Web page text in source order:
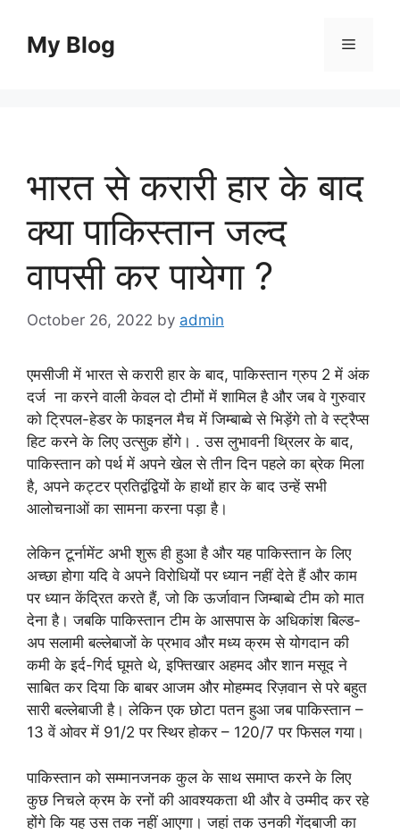
contentMy Blog Menu
भारत से करारी हार के बाद
क्या पाकिस्तान जल्द
वापसी कर पायेगा ?
October 26, 2022 by admin
एमसीजी में भारत से करारी हार के बाद, पाकिस्तान ग्रुप 2 में अंक
दर्ज ना करने वाली केवल दो टीमों में शामिल है और जब वे गुरुवार
को ट्रिपल-हेडर के फाइनल मैच में जिम्बाब्वे से भिड़ेंगे तो वे स्ट्रैप्स
हिट करने के लिए उत्सुक होंगे। . उस लुभावनी थ्रिलर के बाद,
पाकिस्तान को पर्थ में अपने खेल से तीन दिन पहले का ब्रेक मिला
है, अपने कट्टर प्रतिद्वंद्वियों के हाथों हार के बाद उन्हें सभी
आलोचनाओं का सामना करना पड़ा है।
लेकिन टूर्नामेंट अभी शुरू ही हुआ है और यह पाकिस्तान के लिए
अच्छा होगा यदि वे अपने विरोधियों पर ध्यान नहीं देते हैं और काम
पर ध्यान केंद्रित करते हैं, जो कि ऊर्जावान जिम्बाब्वे टीम को मात
देना है। जबकि पाकिस्तान टीम के आसपास के अधिकांश बिल्ड-
अप सलामी बल्लेबाजों के प्रभाव और मध्य क्रम से योगदान की
कमी के इर्द-गिर्द घूमते थे, इफ्तिखार अहमद और शान मसूद ने
साबित कर दिया कि बाबर आजम और मोहम्मद रिज़वान से परे बहुत
सारी बल्लेबाजी है। लेकिन एक छोटा पतन हुआ जब पाकिस्तान –
13 वें ओवर में 91/2 पर स्थिर होकर – 120/7 पर फिसल गया।
पाकिस्तान को सम्मानजनक कुल के साथ समाप्त करने के लिए
कुछ निचले क्रम के रनों की आवश्यकता थी और वे उम्मीद कर रहे
होंगे कि यह उस तक नहीं आएगा। जहां तक ​​उनकी गेंदबाजी का